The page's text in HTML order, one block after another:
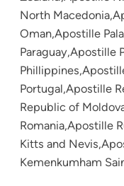
North
Oman,Apostille
Paraguay,Apostille
Portugal,Apostille
Republic of
Romania,Apostille
Kitts and
Kemenkumham